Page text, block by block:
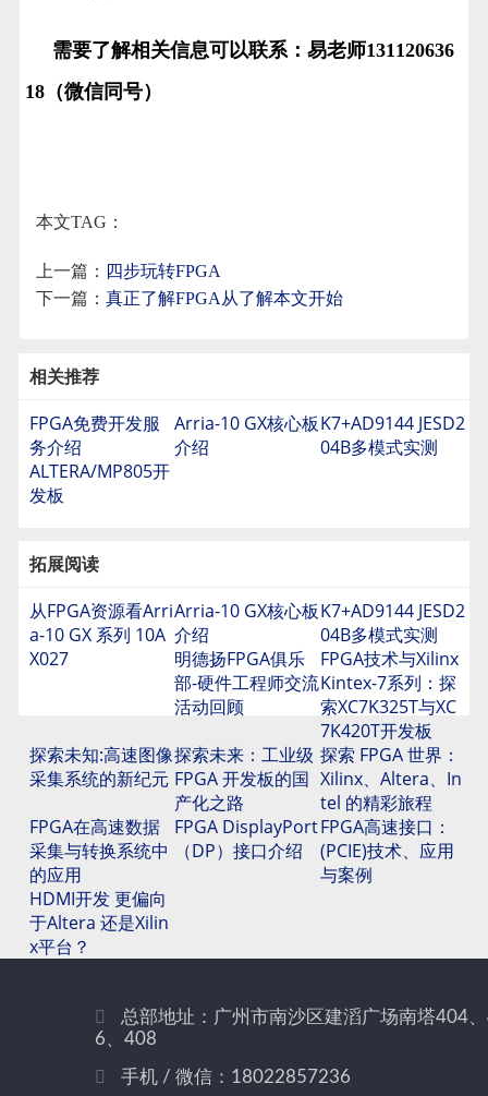
需要了解相关信息可以联系：易老师131120636
18（微信同号）
本文TAG：
上一篇： 四步玩转FPGA
下一篇：真正了解FPGA从了解本文开始
相关推荐
FPGA免费开发服
务介绍
Arria-10 GX核心板
介绍
K7+AD9144 JESD2
04B多模式实测
ALTERA/MP805开
发板
拓展阅读
从FPGA资源看Arri
a-10 GX 系列 10A
X027
Arria-10 GX核心板
介绍
K7+AD9144 JESD2
04B多模式实测
明德扬FPGA俱乐
部-硬件工程师交流
活动回顾
FPGA技术与Xilinx
Kintex-7系列：探
索XC7K325T与XC
7K420T开发板
探索未知:高速图像
采集系统的新纪元
探索未来：工业级
FPGA 开发板的国
产化之路
探索 FPGA 世界：
Xilinx、Altera、In
tel 的精彩旅程
FPGA在高速数据
采集与转换系统中
的应用
FPGA DisplayPort
（DP）接口介绍
FPGA高速接口：
(PCIE)技术、应用
与案例
HDMI开发 更偏向
于Altera 还是Xilin
x平台？
总部地址：广州市南沙区建滔广场南塔404
6、408
手机 / 微信：18022857236